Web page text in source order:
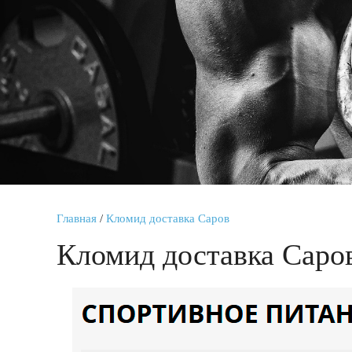
Главная / Кломид доставка Саров
Кломид доставка